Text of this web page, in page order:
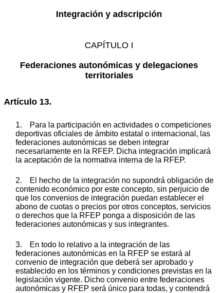
Integración y adscripción
CAPÍTULO I
Federaciones autonómicas y delegaciones
territoriales
Artículo 13.
1. Para la participación en actividades o competiciones
deportivas oficiales de ámbito estatal o internacional, las
federaciones autonómicas se deben integrar
necesariamente en la RFEP. Dicha integración implicará
la aceptación de la normativa interna de la RFEP.
2. El hecho de la integración no supondrá obligación de
contenido económico por este concepto, sin perjuicio de
que los convenios de integración puedan establecer el
abono de cuotas o precios por otros conceptos, servicios
o derechos que la RFEP ponga a disposición de las
federaciones autonómicas y sus integrantes.
3. En todo lo relativo a la integración de las
federaciones autonómicas en la RFEP se estará al
convenio de integración que deberá ser aprobado y
establecido en los términos y condiciones previstas en la
legislación vigente. Dicho convenio entre federaciones
autonómicas y RFEP será único para todas, y contendrá